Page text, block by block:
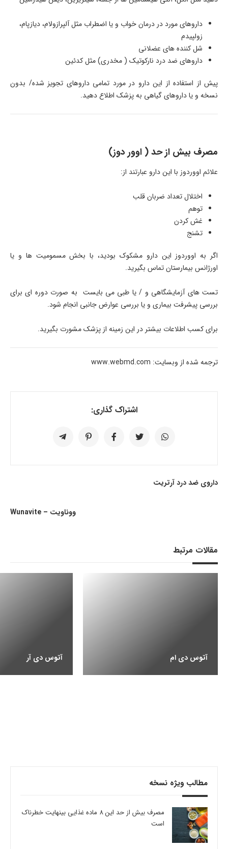
داروهای مورد در درمان خواب و یا اضطراب مثل آلپرازولام، دیازپام،
زولپیدم
شل کننده های عضلانی
داروهای ضد درد نارکوتیک ( مخدری) مثل کدئین
پیش از استفاده از این دارو در مورد تمامی داروهای تجویز شده/ بدون
نسخه و یا داروهای گیاهی به پزشک اطلاع دهید.
مصرف بیش از حد ( اوور دوز)
علائم اووردوز با این دارو عبارتند از:
اختلال تعداد ضربان قلب
توهم
غش کردن
تشنج
اگر به اووردوز این دارو مشکوک بودید، با بخش مسمومیت ها و یا
اورژانس بیمارستان تماس بگیرید.
تست های آزمایشگاهی و / یا طبی می بایست به صورت دوره ای برای
بررسی پیشرفت بیماری و یا بررسی عوارض جانبی انجام شود.
برای کسب اطلاعات بیشتر در این زمینه از پزشک مشورت بگیرید.
ترجمه شده از وبسایت: www.webmd.com
اشتراک گذاری:
داروی ضد درد آرتریت
ووناویت – Wunavite
مقالات مرتبط
آتوس دی ام آتوس دی آر
مطالب ویژه نسخه
مصرف بیش از حد این 8 ماده غذایی بینهایت خطرناک
است